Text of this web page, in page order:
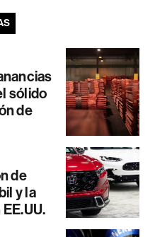
sólido
de
de
y la